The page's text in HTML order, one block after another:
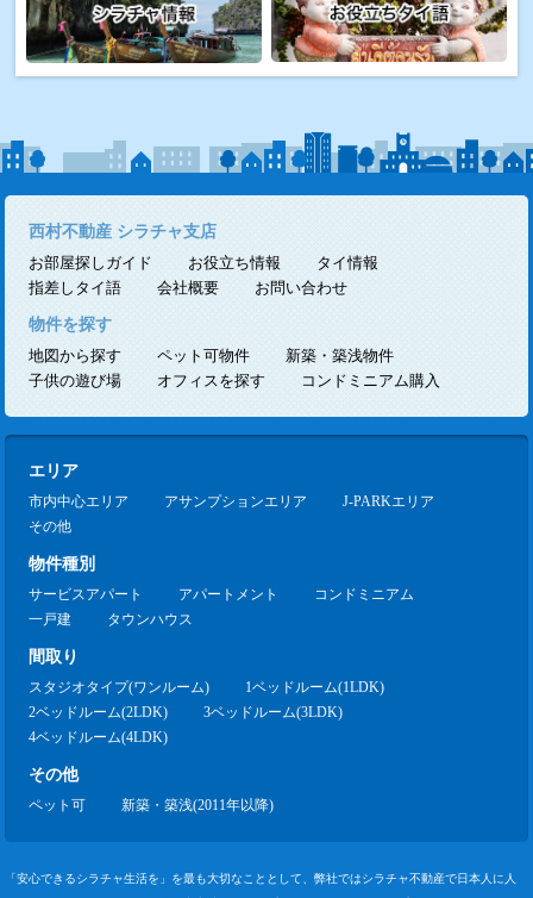
西村不動産 シラチャ支店
お部屋探しガイド
お役立ち情報
タイ情報
指差しタイ語
会社概要 お問い合わせ
物件を探す
地図から探す
ペット可物件
新築・築浅物件
子供の遊び場
オフィスを探す コンドミニアム購入
エリア
市内中心エリア アサンプションエリア
J-PARKエリア
その他
物件種別
サービスアパート アパートメント
コンドミニアム
一戸建
タウンハウス
間取り
スタジオタイプ(ワンルーム)
1ベッドルーム(1LDK)
2ベッドルーム(2LDK)
3ベッドルーム(3LDK)
4ベッドルーム(4LDK)
その他
ペット可 新築・築浅(2011年以降)
「安心できるシラチャ生活を」を最も大切なこととして、弊社ではシラチャ不動産で日本人に人